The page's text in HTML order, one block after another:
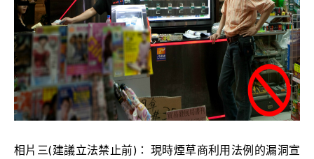
相片三(建議立法禁止前)： 現時煙草商利用法例的漏洞宣